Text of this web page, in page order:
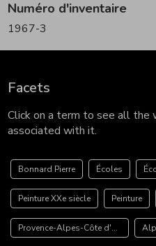
Numéro d'inventaire
1967-3
Facets
Click on a term to see all the
associated with it.
Bonnard Pierre Écoles
Peinture XXe siècle Peinture
Provence-Alpes-Côte d'Azur